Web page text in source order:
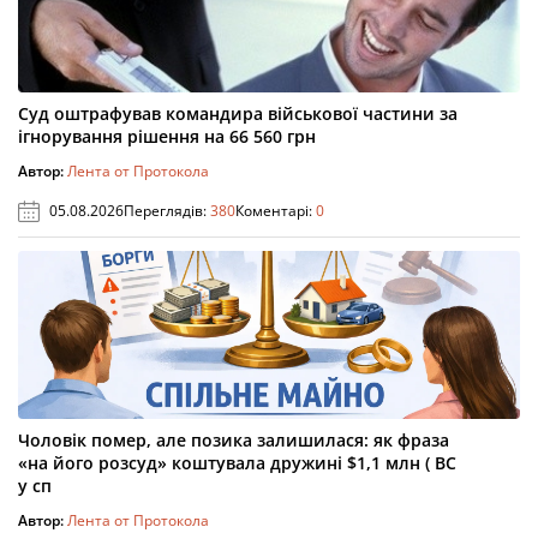
Суд оштрафував командира військової частини за
ігнорування рішення на 66 560 грн
Автор:Лента от Протокола
05.08.2026Переглядів:380Коментарі:0
Чоловік помер, але позика залишилася: як фраза
«на його розсуд» коштувала дружині $1,1 млн ( ВС
у сп
Автор:Лента от Протокола